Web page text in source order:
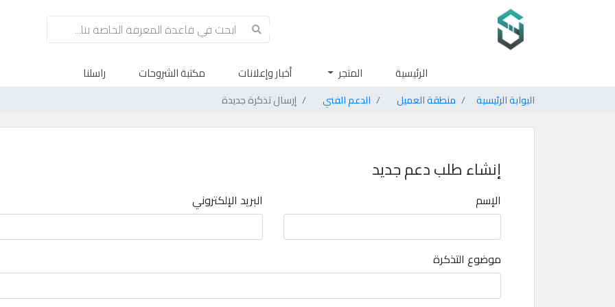
الرئيسية المتجر أخبار وإعلانات مكتبة الشروحات راسلنا
البوابة الرئيسية منطقة العميل الدعم الفني إرسال تذكرة جديدة
إنشاء طلب دعم جديد
الإسم البريد الإلكتروني
موضوع التذكرة